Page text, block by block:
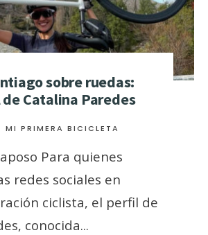
sobre ruedas:
Catalina Paredes
MI PRIMERA BICICLETA
Para quienes
redes sociales en
ciclista, el perfil de
conocida...